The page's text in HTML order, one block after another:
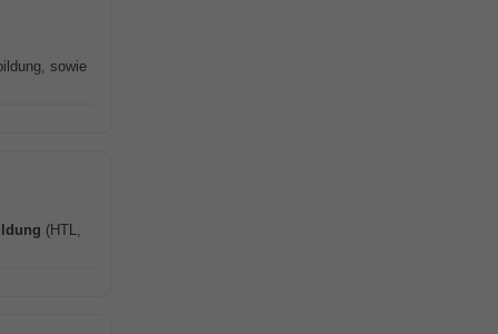
sowie
(HTL,